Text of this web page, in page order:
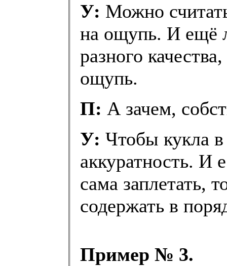
У: Можно
на ощупь. И ещё
разного
ощупь.
П: А зачем,
У: Чтобы кукла
аккуратность. И
сама заплетать,
содержать в
Пример № 3.